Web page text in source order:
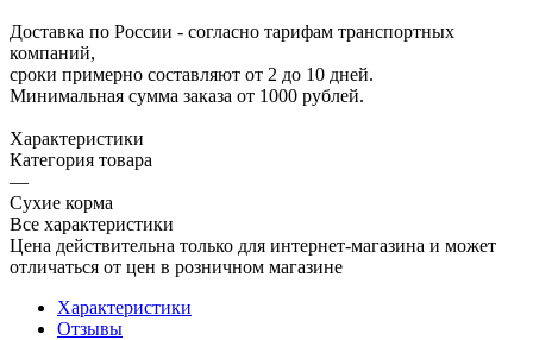
Доставка по России - согласно тарифам транспортных
компаний,
сроки примерно составляют от 2 до 10 дней.
Минимальная сумма заказа от 1000 рублей.
Характеристики
Категория товара
—
Сухие корма
Все характеристики
Цена действительна только для интернет-магазина и может
отличаться от цен в розничном магазине
Характеристики
Отзывы